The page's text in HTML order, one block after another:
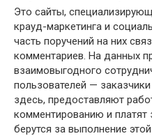
Это сайты,
крауд-маркетинга и
часть поручений на них
комментариев. На данных
взаимовыгодного
пользователей —
здесь, предоставляют
комментированию и платят
берутся за выполнение